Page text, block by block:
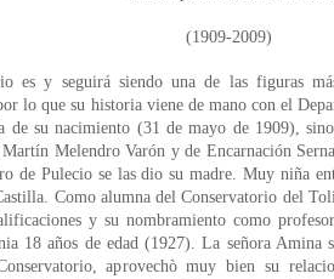
(1909-2009)
es y seguirá siendo una de las figuras
lo que su historia viene de mano con el
de su nacimiento (31 de mayo de 1909),
Melendro Varón y de Encarnación
de Pulecio se las dio su madre. Muy niña
Como alumna del Conservatorio del
y su nombramiento como
18 años de edad (1927). La señora
aprovechò muy bien su